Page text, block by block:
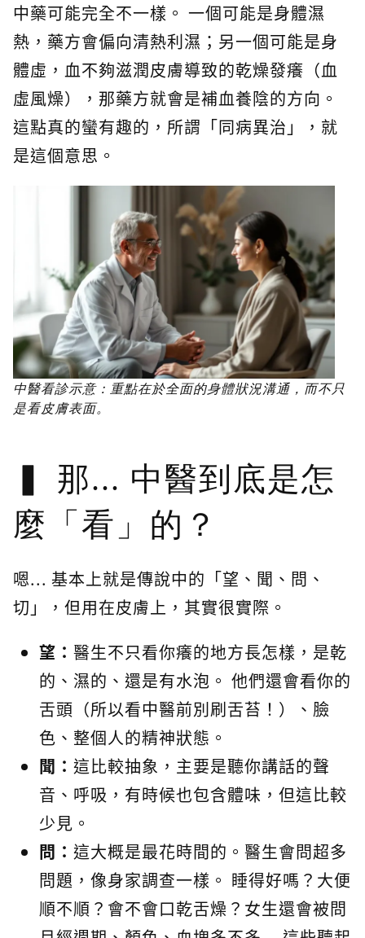
中藥可能完全不一樣。 一個可能是身體濕
熱，藥方會偏向清熱利濕；另一個可能是身
體虛，血不夠滋潤皮膚導致的乾燥發癢（血
虛風燥），那藥方就會是補血養陰的方向。
這點真的蠻有趣的，所謂「同病異治」，就
是這個意思。
中醫看診示意：重點在於全面的身體狀況溝通，而不只
是看皮膚表面。
那... 中醫到底是怎
麼「看」的？
嗯... 基本上就是傳說中的「望、聞、問、
切」，但用在皮膚上，其實很實際。
望： 醫生不只看你癢的地方長怎樣，是乾
的、濕的、還是有水泡。 他們還會看你的
舌頭（所以看中醫前別刷舌苔！）、臉
色、整個人的精神狀態。
聞： 這比較抽象，主要是聽你講話的聲
音、呼吸，有時候也包含體味，但這比較
少見。
問： 這大概是最花時間的。醫生會問超多
問題，像身家調查一樣。 睡得好嗎？大便
順不順？會不會口乾舌燥？女生還會被問